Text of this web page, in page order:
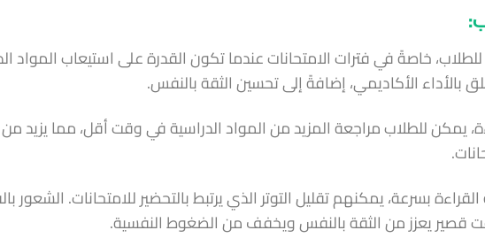
خاصةً في فترات الامتحانات عندما تكون القدرة على استيعاب المواد
الأكاديمي، إضافةً إلى تحسين الثقة بالنفس.
يمكن للطلاب مراجعة المزيد من المواد الدراسية في وقت أقل، مما يزيد من
بسرعة، يمكنهم تقليل التوتر الذي يرتبط بالتحضير للامتحانات. الشعور
قصير يعزز من الثقة بالنفس ويخفف من الضغوط النفسية.